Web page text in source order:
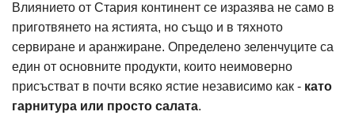
Влиянието от Стария континент се изразява не само в
приготвянето на ястията, но също и в тяхното
сервиране и аранжиране. Определено зеленчуците са
един от основните продукти, които неимоверно
присъстват в почти всяко ястие независимо как - като
гарнитура или просто салата.